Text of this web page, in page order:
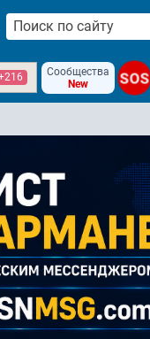
Сообщества
New
SOS